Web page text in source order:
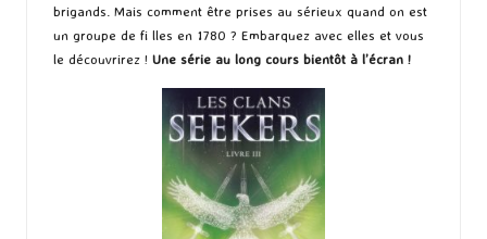
brigands. Mais comment être prises au sérieux quand on est
un groupe de fi lles en 1780 ? Embarquez avec elles et vous
le découvrirez ! Une série au long cours bientôt à l’écran !